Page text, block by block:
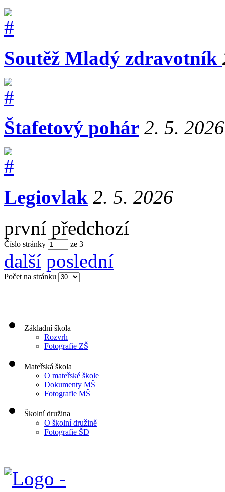
Soutěž Mladý zdravotník
Štafetový pohár 2. 5. 2026
Legiovlak 2. 5. 2026
první předchozí
Číslo stránky ze 3
další poslední
Počet na stránku
Základní škola
Rozvrh
Fotografie ZŠ
Mateřská škola
O mateřské škole
Dokumenty MŠ
Fotografie MŠ
Školní družina
O školní družině
Fotografie ŠD